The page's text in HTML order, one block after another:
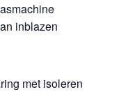
inblazen
met isoleren